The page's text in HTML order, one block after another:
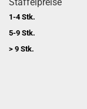
1-4 Stk.
5-9 Stk.
> 9 Stk.